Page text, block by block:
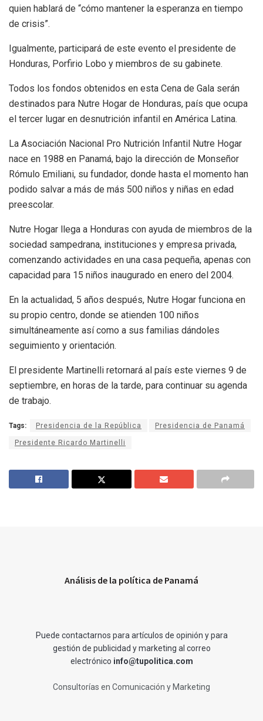
quien hablará de “cómo mantener la esperanza en tiempo
de crisis”.
Igualmente, participará de este evento el presidente de
Honduras, Porfirio Lobo y miembros de su gabinete.
Todos los fondos obtenidos en esta Cena de Gala serán
destinados para Nutre Hogar de Honduras, país que ocupa
el tercer lugar en desnutrición infantil en América Latina.
La Asociación Nacional Pro Nutrición Infantil Nutre Hogar
nace en 1988 en Panamá, bajo la dirección de Monseñor
Rómulo Emiliani, su fundador, donde hasta el momento han
podido salvar a más de más 500 niños y niñas en edad
preescolar.
Nutre Hogar llega a Honduras con ayuda de miembros de la
sociedad sampedrana, instituciones y empresa privada,
comenzando actividades en una casa pequeña, apenas con
capacidad para 15 niños inaugurado en enero del 2004.
En la actualidad, 5 años después, Nutre Hogar funciona en
su propio centro, donde se atienden 100 niños
simultáneamente así como a sus familias dándoles
seguimiento y orientación.
El presidente Martinelli retornará al país este viernes 9 de
septiembre, en horas de la tarde, para continuar su agenda
de trabajo.
Tags: Presidencia de la República Presidencia de Panamá
Presidente Ricardo Martinelli
Análisis de la política de Panamá
Puede contactarnos para artículos de opinión y para
gestión de publicidad y marketing al correo
electrónico info@tupolitica.com
Consultorías en Comunicación y Marketing